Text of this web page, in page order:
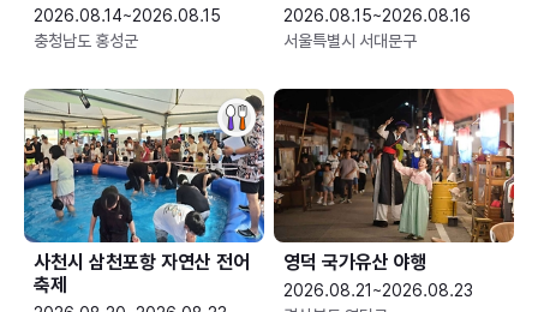
2026.08.14~2026.08.15
충청남도 홍성군
2026.08.15~2026.08.16
서울특별시 서대문구
사천시 삼천포항 자연산 전어
축제
영덕 국가유산 야행
2026.08.21~2026.08.23